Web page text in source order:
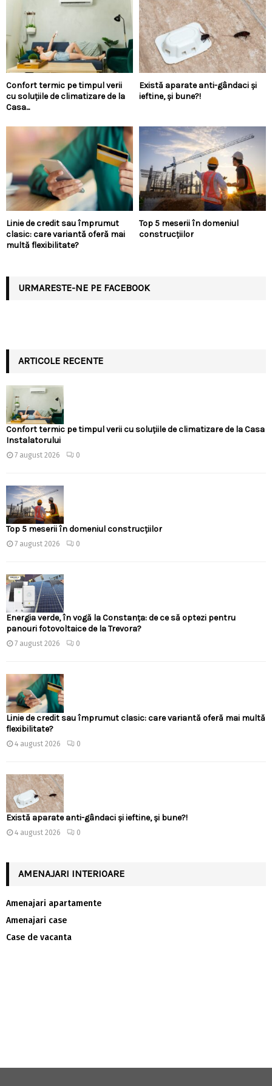
Confort termic pe timpul verii
cu soluțiile de climatizare de la
Casa...
Există aparate anti-gândaci și
ieftine, și bune?!
Linie de credit sau împrumut
clasic: care variantă oferă mai
multă flexibilitate?
Top 5 meserii în domeniul
construcțiilor
URMARESTE-NE PE FACEBOOK
ARTICOLE RECENTE
Confort termic pe timpul verii cu soluțiile de climatizare de la Casa
Instalatorului
7 august 2026 0
Top 5 meserii în domeniul construcțiilor
7 august 2026 0
Energia verde, în vogă la Constanța: de ce să optezi pentru
panouri fotovoltaice de la Trevora?
7 august 2026 0
Linie de credit sau împrumut clasic: care variantă oferă mai multă
flexibilitate?
4 august 2026 0
Există aparate anti-gândaci și ieftine, și bune?!
4 august 2026 0
AMENAJARI INTERIOARE
Amenajari apartamente
Amenajari case
Case de vacanta